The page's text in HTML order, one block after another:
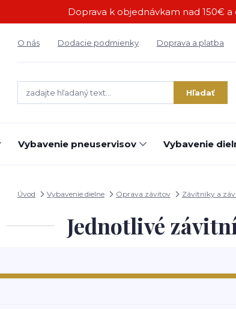
Doprava k objednávkam nad 150€ a
O nás Dodacie podmienky Doprava a platba
Hľadať
Vybavenie pneuservisov Vybavenie
Úvod Vybavenie dielne Oprava závitov Závitníky a
Jednotlivé